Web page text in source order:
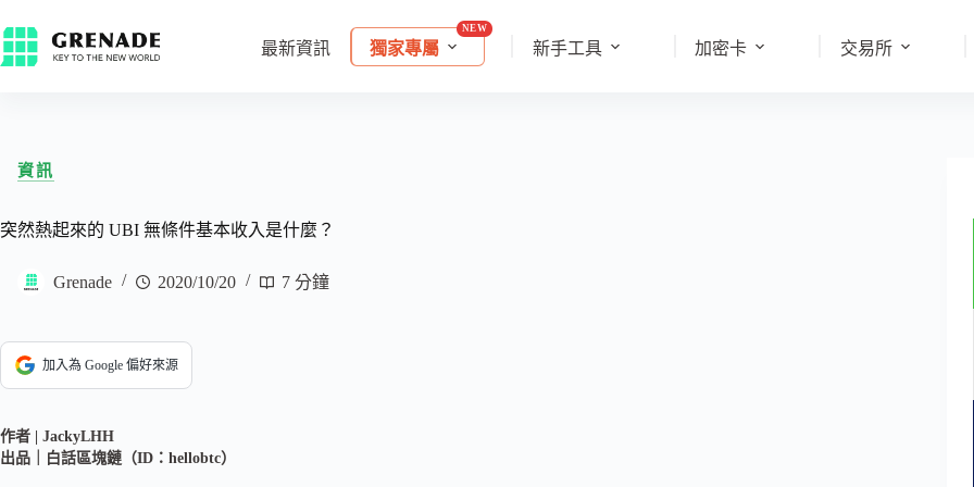
最新資訊 獨家專屬 新手工具 加密卡 交易所
資訊
突然熱起來的 UBI 無條件基本收入是什麼？
Grenade 2020/10/20 7 分鐘
加入為 Google 偏好來源
作者 | JackyLHH
出品｜白話區塊鏈（ID：hellobtc）